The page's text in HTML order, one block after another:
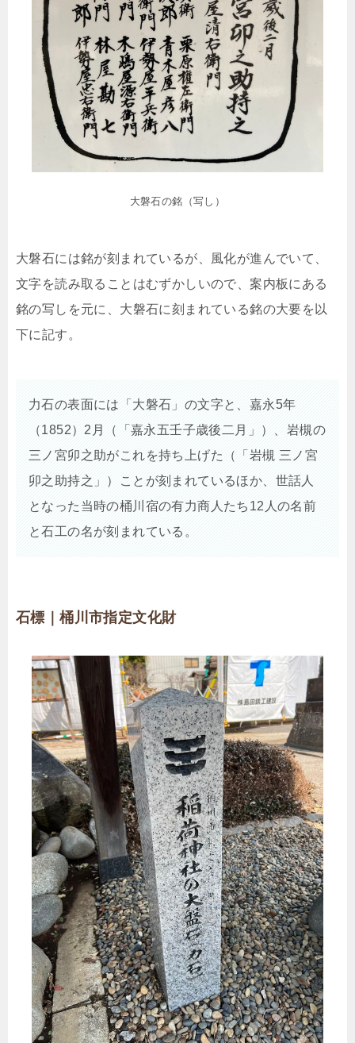
大磐石の銘（写し）
大磐石には銘が刻まれているが、風化が進んでいて、
文字を読み取ることはむずかしいので、案内板にある
銘の写しを元に、大磐石に刻まれている銘の大要を以
下に記す。
力石の表面には「大磐石」の文字と、嘉永5年
（1852）2月（「嘉永五壬子歳後二月」）、岩槻の
三ノ宮卯之助がこれを持ち上げた（「岩槻 三ノ宮
卯之助持之」）ことが刻まれているほか、世話人
となった当時の桶川宿の有力商人たち12人の名前
と石工の名が刻まれている。
石標｜桶川市指定文化財